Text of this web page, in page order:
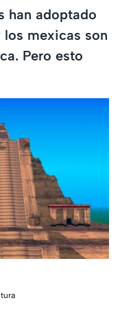
han adoptado
mexicas son
Pero esto